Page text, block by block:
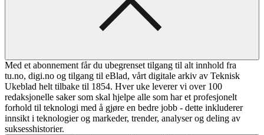
Med et abonnement får du ubegrenset tilgang til alt innhold fra
tu.no, digi.no og tilgang til eBlad, vårt digitale arkiv av Teknisk
Ukeblad helt tilbake til 1854. Hver uke leverer vi over 100
redaksjonelle saker som skal hjelpe alle som har et profesjonelt
forhold til teknologi med å gjøre en bedre jobb - dette inkluderer
innsikt i teknologier og markeder, trender, analyser og deling av
suksesshistorier.